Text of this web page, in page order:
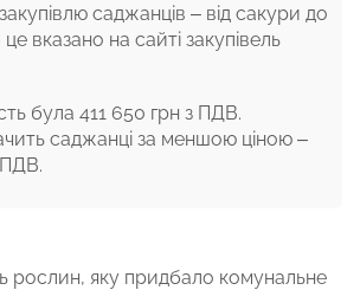
саджанців – від сакури до
вказано на сайті закупівель
була 411 650 грн з ПДВ.
саджанці за меншою ціною –
ПДВ.
рослин, яку придбало комунальне